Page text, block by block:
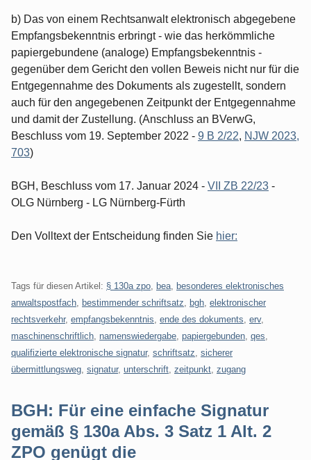
b) Das von einem Rechtsanwalt elektronisch abgegebene
Empfangsbekenntnis erbringt - wie das herkömmliche
papiergebundene (analoge) Empfangsbekenntnis -
gegenüber dem Gericht den vollen Beweis nicht nur für die
Entgegennahme des Dokuments als zugestellt, sondern
auch für den angegebenen Zeitpunkt der Entgegennahme
und damit der Zustellung. (Anschluss an BVerwG,
Beschluss vom 19. September 2022 - 9 B 2/22, NJW 2023,
703)
BGH, Beschluss vom 17. Januar 2024 - VII ZB 22/23 -
OLG Nürnberg - LG Nürnberg-Fürth
Den Volltext der Entscheidung finden Sie hier:
Tags für diesen Artikel: § 130a zpo bea
besonderes elektronisches
anwaltspostfach
bestimmender schriftsatz bgh elektronischer
rechtsverkehr, empfangsbekenntnis ende des dokuments erv,
maschinenschriftlich namenswiedergabe papiergebunden qes
qualifizierte elektronische signatur, schriftsatz sicherer
übermittlungsweg signatur, unterschrift zeitpunkt zugang
BGH: Für eine einfache Signatur
gemäß § 130a Abs. 3 Satz 1 Alt. 2
ZPO genügt die